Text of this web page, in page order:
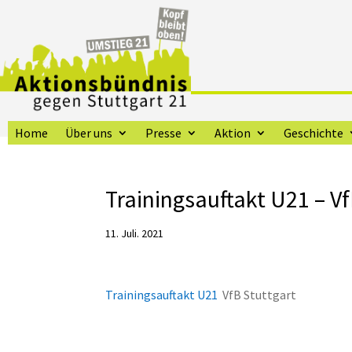
Home Über uns Presse Aktion Geschichte
Trainingsauftakt U21 –
11. Juli. 2021
Trainingsauftakt U21 VfB Stuttgart